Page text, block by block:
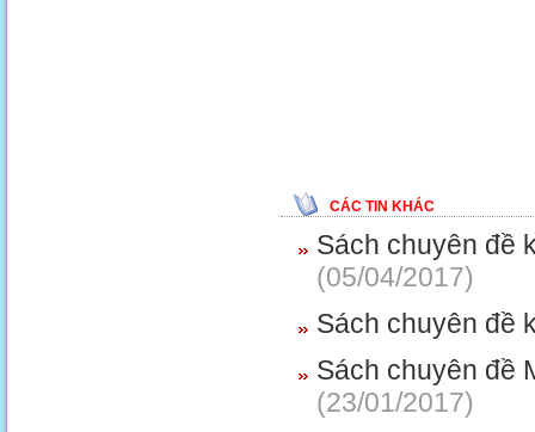
CÁC TIN KHÁC
Sách chuyên đề
(05/04/2017)
Sách chuyên đề
Sách chuyên đề
(23/01/2017)